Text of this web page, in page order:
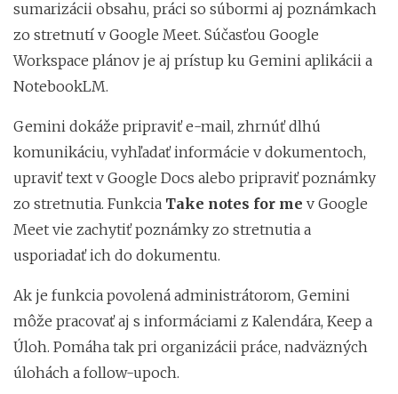
sumarizácii obsahu, práci so súbormi aj poznámkach
zo stretnutí v Google Meet. Súčasťou Google
Workspace plánov je aj prístup ku Gemini aplikácii a
NotebookLM.
Gemini dokáže pripraviť e-mail, zhrnúť dlhú
komunikáciu, vyhľadať informácie v dokumentoch,
upraviť text v Google Docs alebo pripraviť poznámky
zo stretnutia. Funkcia Take notes for me v Google
Meet vie zachytiť poznámky zo stretnutia a
usporiadať ich do dokumentu.
Ak je funkcia povolená administrátorom, Gemini
môže pracovať aj s informáciami z Kalendára, Keep a
Úloh. Pomáha tak pri organizácii práce, nadväzných
úlohách a follow-upoch.